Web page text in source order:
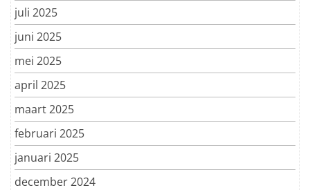
juli 2025
juni 2025
mei 2025
april 2025
maart 2025
februari 2025
januari 2025
december 2024